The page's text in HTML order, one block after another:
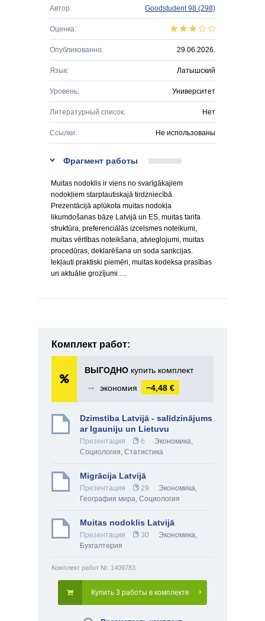
Автор: Goodstudent 98 (298)
Оценка:
Опубликованно: 29.06.2026.
Язык: Латышский
Уровень: Университет
Литературный список: Нет
Ссылки: Не использованы
Фрагмент работы
Muitas nodoklis ir viens no svarīgākajiem
nodokļiem starptautiskajā tirdzniecībā.
Prezentācijā aplūkota muitas nodokļa
likumdošanas bāze Latvijā un ES, muitas tarifa
struktūra, preferenciālās izcelsmes noteikumi,
muitas vērtības noteikšana, atvieglojumi, muitas
procedūras, deklarēšana un soda sankcijas.
Iekļauti praktiski piemēri, muitas kodeksa prasības
un aktuālie grozījumi.…
Комплект работ:
ВЫГОДНО купить комплект
➞
экономия −4,48 €
Dzimstība Latvijā - salīdzinājums
ar Igauniju un Lietuvu
Презентация 6 Экономика,
Социология, Статистика
Migrācija Latvijā
Презентация 29 Экономика,
География мира, Социология
Muitas nodoklis Latvijā
Презентация 30 Экономика,
Бухгалтерия
Комплект работ Nr. 1409783
Купить 3 работы в комплекте